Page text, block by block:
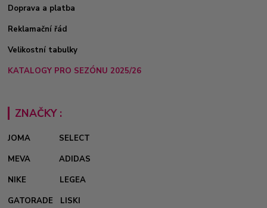
Doprava a platba
Reklamační řád
Velikostní tabulky
KATALOGY PRO SEZÓNU 2025/26
ZNAČKY :
JOMA
SELECT
MEVA
ADIDAS
NIKE
LEGEA
GATORADE
LISKI